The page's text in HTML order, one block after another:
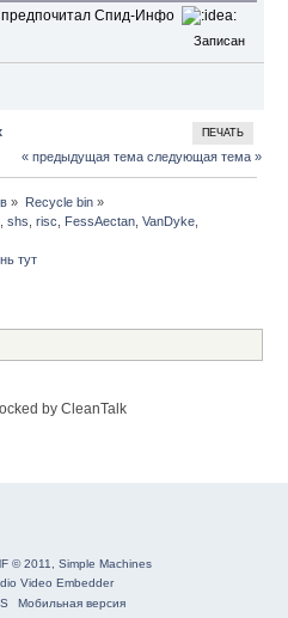
предпочитал Спид-Инфо
Записан
ПЕЧАТЬ
« предыдущая тема следующая тема »
» Recycle bin»
,shs ,risc FessAectan ,VanDyke
тут
by CleanTalk
© 2011
Simple Machines
Video Embedder
Мобильная версия